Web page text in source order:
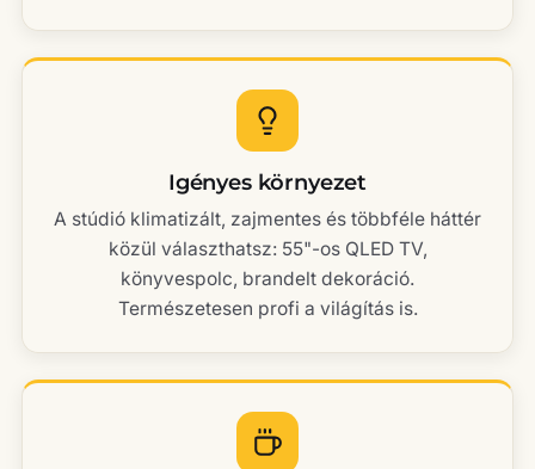
Igényes környezet
A stúdió klimatizált, zajmentes és többféle háttér
közül választhatsz: 55"-os QLED TV,
könyvespolc, brandelt dekoráció.
Természetesen profi a világítás is.